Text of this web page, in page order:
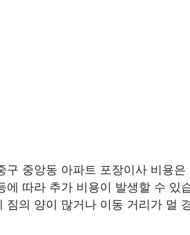
구 중앙동 아파트 포장이사 비용
에 따라 추가 비용이 발생할 수
짐의 양이 많거나 이동 거리가 멀